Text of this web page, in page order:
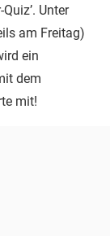
Unter
am Freitag)
ein
dem
mit!